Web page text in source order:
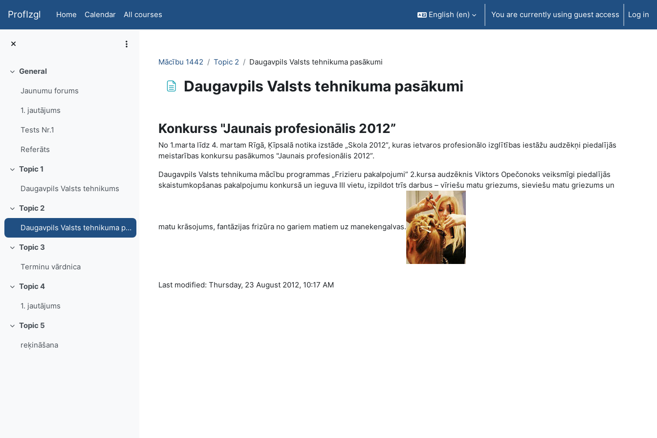
ProfIzgl Home Calendar All courses English ‎(en)‎ You are currently using guest access Log in
Collapse
General
Jaunumu forums
1. jautājums
Tests Nr.1
Referāts
Collapse
Topic 1
Daugavpils Valsts tehnikums
Collapse
Topic 2
Daugavpils Valsts tehnikuma pasākumi
Collapse
Topic 3
Terminu vārdnica
Collapse
Topic 4
1. jautājums
Collapse
Topic 5
reķināšana
Mācību 1442 Topic 2 Daugavpils Valsts tehnikuma pasākumi
Daugavpils Valsts tehnikuma pasākumi
Konkurss "Jaunais profesionālis 2012”
No 1.marta līdz 4. martam Rīgā, Ķīpsalā notika izstāde „Skola 2012”, kuras ietvaros profesionālo izglītības iestāžu audzēkņi piedalījās
meistarības konkursu pasākumos "Jaunais profesionālis 2012”.
Daugavpils Valsts tehnikuma mācību programmas „Frizieru pakalpojumi” 2.kursa audzēknis Viktors Opečonoks veiksmīgi piedalījās
skaistumkopšanas pakalpojumu konkursā un ieguva III vietu, izpildot trīs darbus – vīriešu matu griezums, sieviešu matu griezums un
matu krāsojums, fantāzijas frizūra no gariem matiem uz manekengalvas.
Last modified: Thursday, 23 August 2012, 10:17 AM